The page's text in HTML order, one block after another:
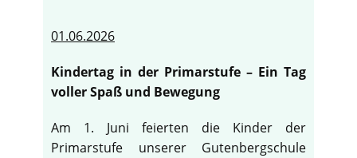
01.06.2026
Kindertag in der Primarstufe – Ein Tag
voller Spaß und Bewegung
Am 1. Juni feierten die Kinder der
Primarstufe unserer Gutenbergschule